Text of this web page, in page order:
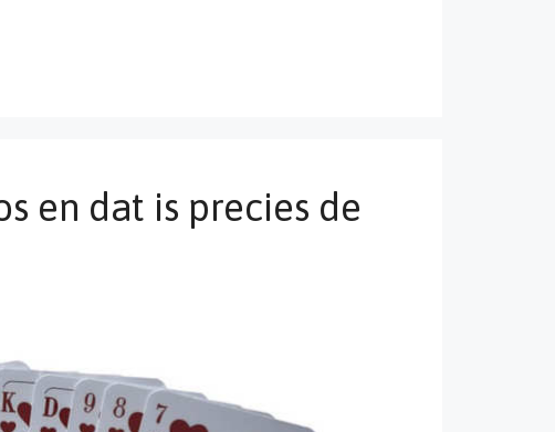
en dat is precies de